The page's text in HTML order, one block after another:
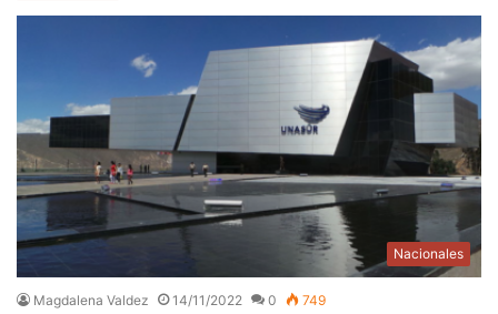
Nacionales
Magdalena Valdez 14/11/2022 0 749